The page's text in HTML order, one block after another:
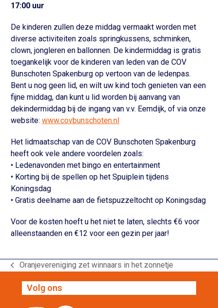
17:00 uur
De kinderen zullen deze middag vermaakt worden met
diverse activiteiten zoals springkussens, schminken,
clown, jongleren en ballonnen. De kindermiddag is gratis
toegankelijk voor de kinderen van leden van de COV
Bunschoten Spakenburg op vertoon van de ledenpas.
Bent u nog geen lid, en wilt uw kind toch genieten van een
fijne middag, dan kunt u lid worden bij aanvang van
dekindermiddag bij de ingang van v.v. Eemdijk, of via onze
website:www.covbunschoten.nl
Het lidmaatschap van de COV Bunschoten Spakenburg
heeft ook vele andere voordelen zoals:
• Ledenavonden met bingo en entertainment
• Korting bij de spellen op het Spuiplein tijdens
Koningsdag
• Gratis deelname aan de fietspuzzeltocht op Koningsdag
Voor de kosten hoeft u het niet te laten, slechts €6 voor
alleenstaanden en €12 voor een gezin per jaar!
previous
post:
Oranjevereniging zet winnaars in het zonnetje
Volg ons